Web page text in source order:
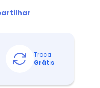
Troca
Grátis